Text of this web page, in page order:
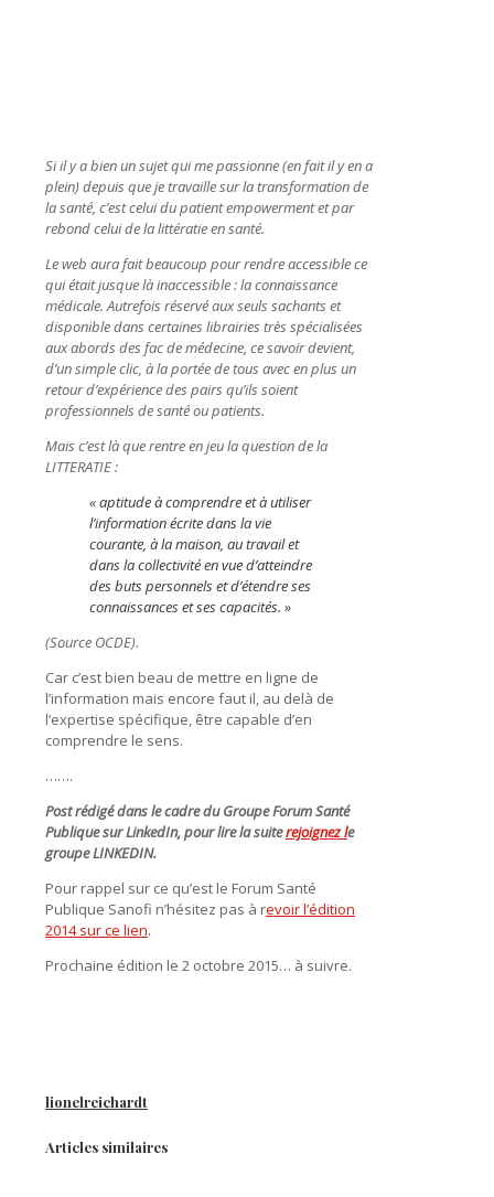
Si il y a bien un sujet qui me passionne (en fait il y en a
plein) depuis que je travaille sur la transformation de
la santé, c’est celui du patient empowerment et par
rebond celui de la littératie en santé.
Le web aura fait beaucoup pour rendre accessible ce
qui était jusque là inaccessible : la connaissance
médicale. Autrefois réservé aux seuls sachants et
disponible dans certaines librairies très spécialisées
aux abords des fac de médecine, ce savoir devient,
d’un simple clic, à la portée de tous avec en plus un
retour d’expérience des pairs qu’ils soient
professionnels de santé ou patients.
Mais c’est là que rentre en jeu la question de la
LITTERATIE :
« aptitude à comprendre et à utiliser
l’information écrite dans la vie
courante, à la maison, au travail et
dans la collectivité en vue d’atteindre
des buts personnels et d’étendre ses
connaissances et ses capacités. »
(Source OCDE).
Car c’est bien beau de mettre en ligne de
l’information mais encore faut il, au delà de
l’expertise spécifique, être capable d’en
comprendre le sens.
…….
Post rédigé dans le cadre du Groupe Forum Santé
Publique sur LinkedIn, pour lire la suiterejoignez le
groupe LINKEDIN.
Pour rappel sur ce qu’est le Forum Santé
Publique Sanofi n’hésitez pas à revoir l’édition
2014 sur ce lien.
Prochaine édition le 2 octobre 2015… à suivre.
lionelreichardt
Articles similaires